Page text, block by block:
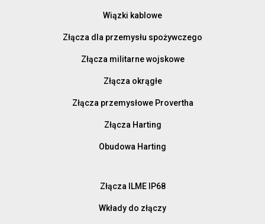
Wiązki kablowe
Złącza dla przemysłu spożywczego
Złącza militarne wojskowe
Złącza okrągłe
Złącza przemysłowe Provertha
Złącza Harting
Obudowa Harting
Złącza ILME IP68
Wkłady do złączy